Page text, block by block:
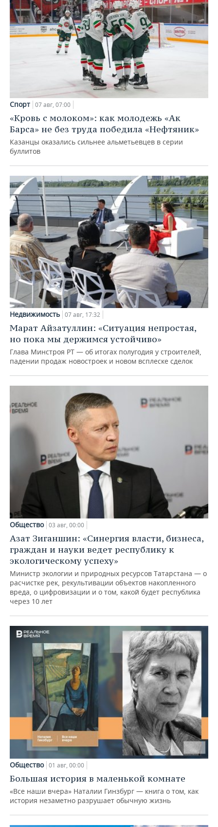
Спорт 07 авг, 07:00
«Кровь с молоком»: как молодежь «Ак
Барса» не без труда победила «Нефтяник»
Казанцы оказались сильнее альметьевцев в серии
буллитов
Недвижимость 07 авг, 17:32
Марат Айзатуллин: «Ситуация непростая,
но пока мы держимся устойчиво»
Глава Минстроя РТ — об итогах полугодия у строителей,
падении продаж новостроек и новом всплеске сделок
Общество 03 авг, 00:00
Азат Зиганшин: «Синергия власти, бизнеса,
граждан и науки ведет республику к
экологическому успеху»
Министр экологии и природных ресурсов Татарстана — о
расчистке рек, рекультивации объектов накопленного
вреда, о цифровизации и о том, какой будет республика
через 10 лет
Общество 01 авг, 00:00
Большая история в маленькой комнате
«Все наши вчера» Наталии Гинзбург — книга о том, как
история незаметно разрушает обычную жизнь